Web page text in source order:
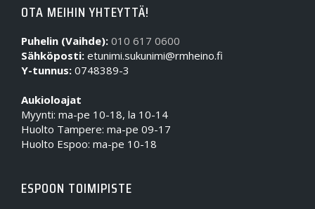
OTA MEIHIN YHTEYTTÄ!
Puhelin (Vaihde): 010 617 0600
Sähköposti: etunimi.sukunimi@rmheino.fi
Y-tunnus: 0748389-3
Aukioloajat
Myynti: ma-pe 10-18, la 10-14
Huolto Tampere: ma-pe 09-17
Huolto Espoo: ma-pe 10-18
ESPOON TOIMIPISTE